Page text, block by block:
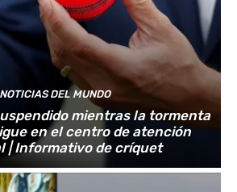
NOTICIAS DEL MUNDO
mientras la tormenta
en el centro de atención
| Informativo de críquet